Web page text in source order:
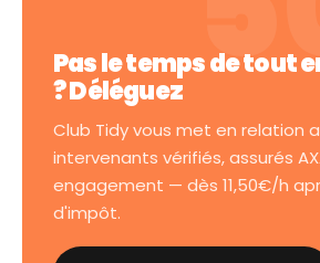
Pas le temps de tout
? Déléguez
Club Tidy vous met en relation
intervenants vérifiés, assurés
engagement — dès 11,50€/h
d'impôt.